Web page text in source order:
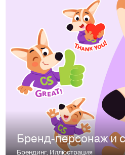
Брендинг,Иллюстрация